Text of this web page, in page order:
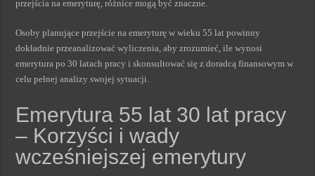
przejścia na emeryturę, różnice mogą być znaczne.
Osoby planujące przejście na emeryturę w wieku 55 lat powinny
dokładnie przeanalizować wyliczenia, aby zrozumieć, ile wynosi
emerytura po 30 latach pracy i skonsultować się z doradcą finansowym w
celu pełnej analizy swojej sytuacji.
Emerytura 55 lat 30 lat pracy
– Korzyści i wady
wcześniejszej emerytury